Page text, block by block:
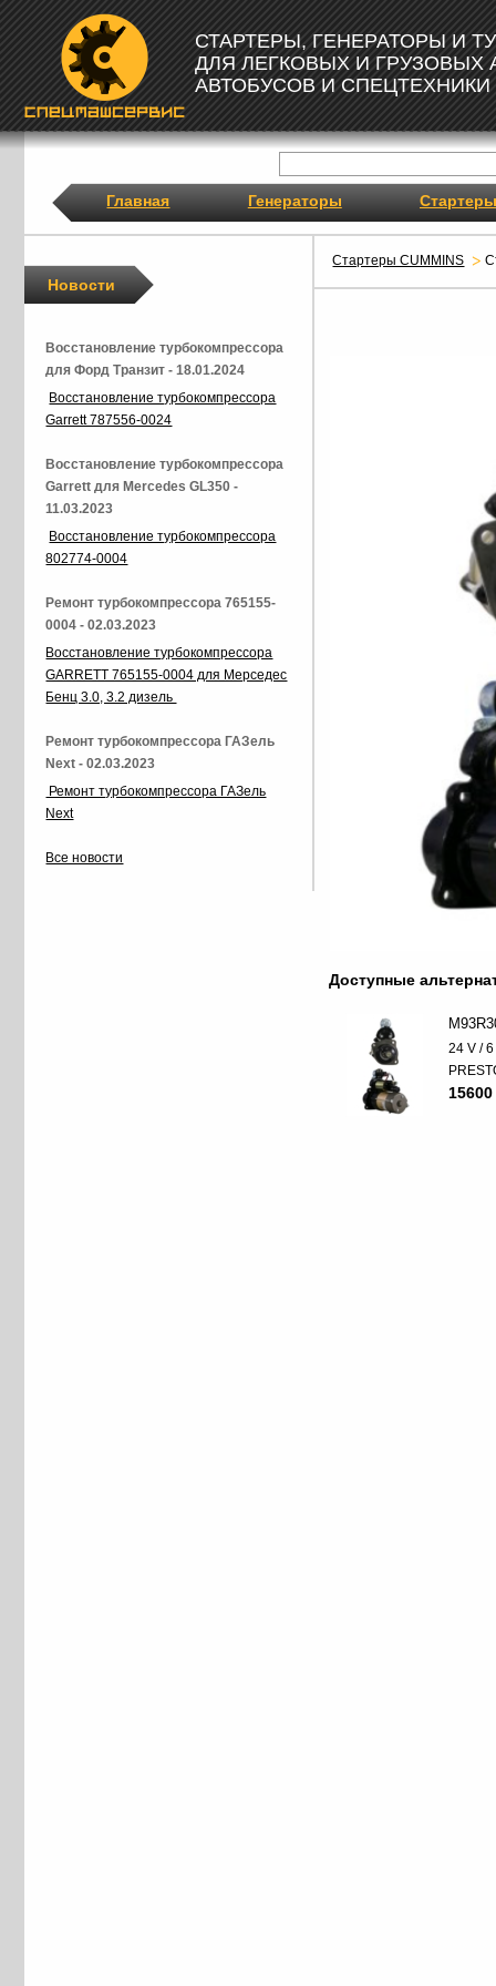
СТАРТЕРЫ, ГЕНЕРАТОРЫ И
ДЛЯ ЛЕГКОВЫХ И ГРУЗОВЫХ
АВТОБУСОВ И СПЕЦТЕХНИКИ
Главная Генераторы Стартеры
Стартеры CUMMINS
Доступные
24 V /
Новости
Восстановление турбокомпрессора
для Форд Транзит - 18.01.2024
Восстановление турбокомпрессора
Garrett 787556-0024
Восстановление турбокомпрессора
Garrett для Mercedes GL350 -
11.03.2023
Восстановление турбокомпрессора
802774-0004
Ремонт турбокомпрессора 765155-
0004 - 02.03.2023
Восстановление турбокомпрессора
GARRETT 765155-0004 для Мерседес
Бенц 3.0, 3.2 дизель
Ремонт турбокомпрессора ГАЗель
Next - 02.03.2023
Ремонт турбокомпрессора ГАЗель
Next
Все новости